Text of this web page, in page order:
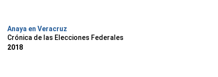
Anaya en Veracruz
Crónica de las Elecciones Federales
2018